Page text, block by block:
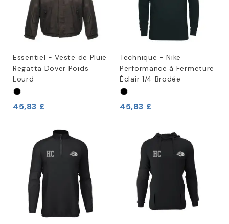
Essentiel - Veste de Pluie
Regatta Dover Poids
Lourd
45,83 £
Technique - Nike
Performance à Fermeture
Éclair 1/4 Brodée
45,83 £